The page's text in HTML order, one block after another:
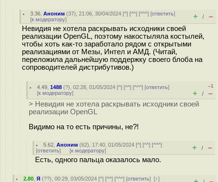
3.36 ,Аноним (37), 21:06, 30/04/2024 [^] [^^] [^^^] [ответить]
[к модератору] + / –
Невидия не хотела раскрывать исходники своей
реализации OpenGL, поэтому накостыляла костылей,
чтобы хоть как-то заработало рядом с открытыми
реализациями от Мезы, Интел и АМД. (Читай,
переложила дальнейшую поддержку своего блоба на
сопроводителей дистрибутивов.)
4.49 ,1488 (?), 02:28, 01/05/2024 [^] [^^] [^^^] [ответить]
[к модератору]
–1
+ / –
> Невидия не хотела раскрывать исходники своей
реализации OpenGL
Видимо на то есть причины, не?!
5.62 ,Аноним (62), 17:40, 01/05/2024 [^] [^^] [^^^]
[ответить] [к модератору] + / –
Есть, одного пальца оказалось мало.
2.80 ,Я (??), 00:29, 03/05/2024 [^] [^^] [^^^] [ответить][↑]